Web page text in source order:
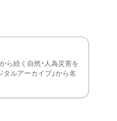
ら続く自然・人為災害を
ルアーカイブ」から名